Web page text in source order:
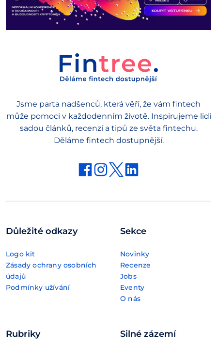
Jsme parta nadšenců, která věří, že vám fintech
může pomoci v každodenním životě. Inspirujeme lidi
sadou článků, recenzí a tipů ze světa fintechu.
Děláme fintech dostupnější.
Důležité odkazy
Logo kit
Zásady ochrany osobních
údajů
Podmínky užívání
Sekce
Novinky
Recenze
Jobs
Eventy
O nás
Rubriky Silné zázemí